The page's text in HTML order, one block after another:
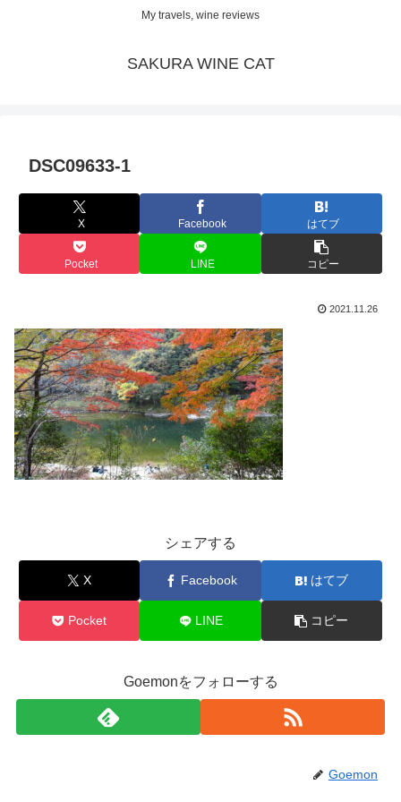
My travels, wine reviews
SAKURA WINE CAT
DSC09633-1
X Facebook はてブ
Pocket LINE コピー
2021.11.26
シェアする
X Facebook はてブ
Pocket LINE コピー
Goemonをフォローする
Goemon